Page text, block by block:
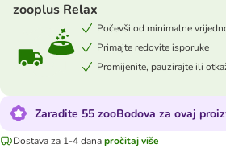
zooplus Relax
Počevši od minimalne
Primajte redovite isporuke
Promijenite, pauzirajte ili
Zaradite 55 zooBodova za ovaj
Dostava za 1-4 danapročitaj više